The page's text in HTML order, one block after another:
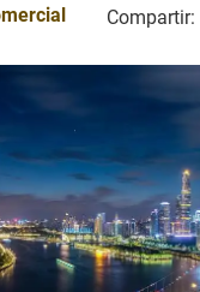
Compartir: